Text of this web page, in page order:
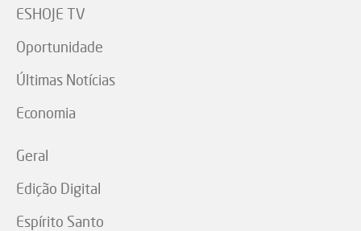
ESHOJE TV
Oportunidade
Últimas Notícias
Economia
Geral
Edição Digital
Espírito Santo